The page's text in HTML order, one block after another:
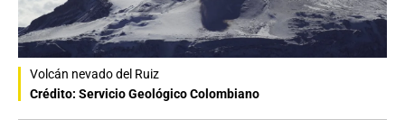
Volcán nevado del Ruiz
Crédito: Servicio Geológico Colombiano